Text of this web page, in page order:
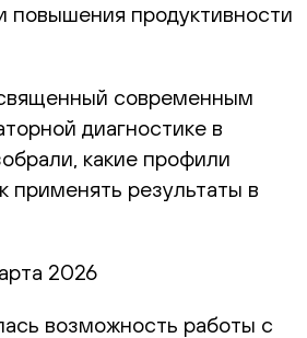
повышения продуктивности
современным
диагностике в
какие профили
применять результаты в
2026
возможность работы с